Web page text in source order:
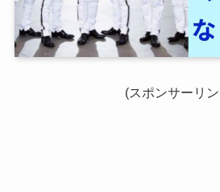
(スポンサーリ